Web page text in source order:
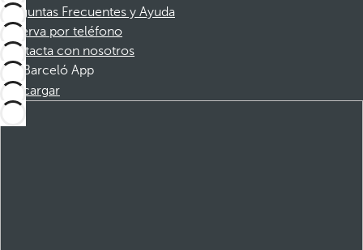
Preguntas Frecuentes y Ayuda
Reserva por teléfono
Contacta con nosotros
Barceló App
Descargar